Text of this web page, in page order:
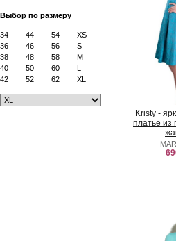
Выбор по размеру
34 44 54
XS
36
46 56
S
38
48 58
M
40
50 60
L
42
52 62 XL
Kristy -
платье из